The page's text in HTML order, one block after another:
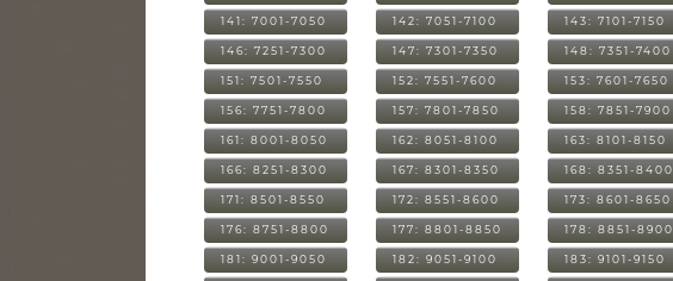
141: 7001-7050 142: 7051-7100 143: 7101-7150
146: 7251-7300 147: 7301-7350 148: 7351-7400
151: 7501-7550 152: 7551-7600 153: 7601-7650
156: 7751-7800 157: 7801-7850 158: 7851-7900
161: 8001-8050 162: 8051-8100 163: 8101-8150
166: 8251-8300 167: 8301-8350 168: 8351-8400
171: 8501-8550 172: 8551-8600 173: 8601-8650
176: 8751-8800 177: 8801-8850 178: 8851-8900
181: 9001-9050 182: 9051-9100 183: 9101-9150